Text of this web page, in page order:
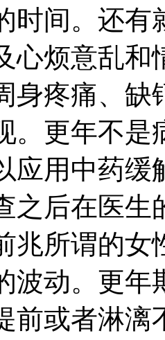
时间。还有
心烦意乱和
身疼痛、
。更年不是
应用中药
之后在医生
兆所谓的女
波动。更年
前或者淋